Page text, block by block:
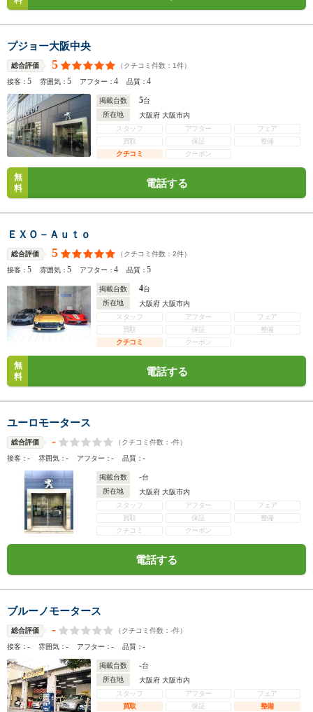
プジョー大阪中央
総合評価 5 （クチコミ件数： 1件）
接客：5 雰囲気：5 アフター：4 品質：4
掲載台数 5台
所在地
大阪府 大阪市内
スタッフ
アフター
フェア
買取
保証
整備
クチコミ
クーポン
無
料
電話する
ＥＸＯ－Ａｕｔｏ
総合評価 5 （クチコミ件数： 2件）
接客：5 雰囲気：5 アフター：4 品質：5
掲載台数 4台
所在地
大阪府 大阪市内
スタッフ
アフター
フェア
買取
保証
整備
クチコミ
クーポン
無
料
電話する
ユーロモータース
総合評価 - （クチコミ件数： -件）
接客：- 雰囲気：- アフター：- 品質：-
掲載台数 -台
所在地
大阪府 大阪市内
スタッフ
アフター
フェア
買取
保証
整備
クチコミ
クーポン
電話する
ブルーノモータース
総合評価 - （クチコミ件数： -件）
接客：- 雰囲気：- アフター：- 品質：-
掲載台数 -台
所在地
大阪府 大阪市内
スタッフ
アフター
フェア
買取
保証
整備